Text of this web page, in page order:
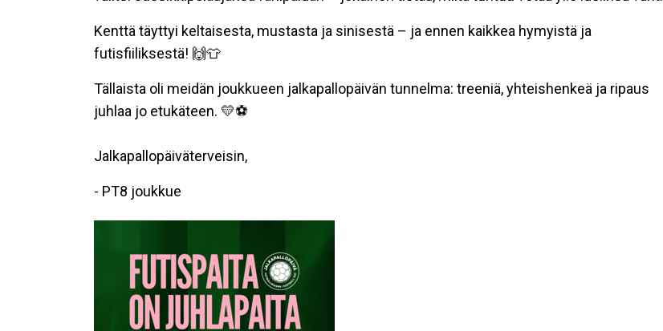
Kenttä täyttyi keltaisesta, mustasta ja sinisestä – ja ennen kaikkea hymyistä ja
futisfiiliksestä! 🙌👕
Tällaista oli meidän joukkueen jalkapallopäivän tunnelma: treeniä, yhteishenkeä ja ripaus
juhlaa jo etukäteen. 💛⚽
Jalkapallopäiväterveisin,
- PT8 joukkue